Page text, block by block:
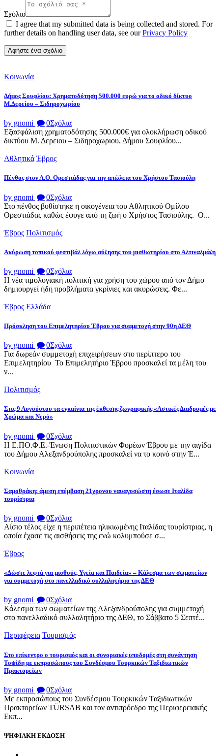
Σχόλιο
I agree that my submitted data is being collected and stored. For
further details on handling user data, see ourPrivacy Policy
Κοινωνία
Δήμος Σουφλίου: Χρηματοδότηση 500.000 ευρώ για το οδικό δίκτυο
Μ.Δερείου – Σιδηροχωρίου
by gnomi 0Σχόλια
Εξασφάλιση χρηματοδότησης 500.000€ για ολοκλήρωση οδικού
δικτύου Μ. Δερειου – Σιδηροχωριου, Δήμου Σουφλίου...
Αθλητικά Έβρος
Πένθος στον Α.Ο. Ορεστιάδας για την απώλεια του Χρήστου Τασιούλη
by gnomi 0Σχόλια
Στο πένθος βυθίστηκε η οικογένεια του Αθλητικού Ομίλου
Ορεστιάδας καθώς έφυγε από τη ζωή ο Χρήστος Τασιούλης. Ο...
Έβρος Πολιτισμός
Ακύρωση τοπικού φεστιβάλ λόγω αύξησης του μισθωτηρίου στο Αλτιναλμάζη
by gnomi 0Σχόλια
Η νέα τιμολογιακή πολιτική για χρήση του χώρου από τον Δήμο
δημιουργεί ήδη προβλήματα γκρίνιες και ακυρώσεις. Φε...
Έβρος Ελλάδα
Πρόσκληση του Επιμελητηρίου Έβρου για συμμετοχή στην 90η ΔΕΘ
by gnomi 0Σχόλια
Για δωρεάν συμμετοχή επιχειρήσεων στο περίπτερο του
Επιμελητηρίου Το Επιμελητήριο Έβρου προσκαλεί τα μέλη του
ν...
Πολιτισμός
Στις 9 Αυγούστου τα εγκαίνια της έκθεσης ζωγραφικής «Αστικές Διαδρομές με
Χρώμα και Νερό»
by gnomi 0Σχόλια
Η Ε.ΠΟ.Φ.Ε.-Ένωση Πολιτιστικών Φορέων Έβρου με την αιγίδα
του Δήμου Αλεξανδρούπολης προσκαλεί να το κοινό στην Έ...
Κοινωνία
Σαμοθράκη: άμεση επέμβαση 21χρονου ναυαγοσώστη έσωσε Ιταλίδα
τουρίστρια
by gnomi 0Σχόλια
Αίσιο τέλος είχε η περιπέτεια ηλικιωμένης Ιταλίδας τουρίστριας, η
οποία έχασε τις αισθήσεις της ενώ κολυμπούσε σ...
Έβρος
«Δώστε λεφτά για μισθούς, Υγεία και Παιδεία» – Κάλεσμα των σωματείων
για συμμετοχή στο πανελλαδικό συλλαλητήριο της ΔΕΘ
by gnomi 0Σχόλια
Κάλεσμα των σωματείων της Αλεξανδρούπολης για συμμετοχή
στο πανελλαδικό συλλαλητήριο της ΔΕΘ, το Σάββατο 5 Σεπτέ...
Περιφέρεια Τουρισμός
Στο επίκεντρο ο τουρισμός και οι συνοριακές υποδομές στη συνάντηση
Τοψίδη με εκπροσώπους του Συνδέσμου Τουρκικών Ταξιδιωτικών
Πρακτορείων
by gnomi 0Σχόλια
Με εκπροσώπους του Συνδέσμου Τουρκικών Ταξιδιωτικών
Πρακτορείων TÜRSAB και τον αντιπρόεδρο της Περιφερειακής
Εκπ...
ΨΗΦΙΑΚΗ ΕΚΔΟΣΗ